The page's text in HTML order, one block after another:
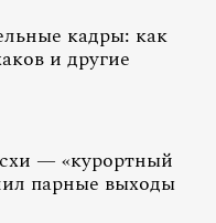
кадры: как
и другие
— «курортный
парные выходы